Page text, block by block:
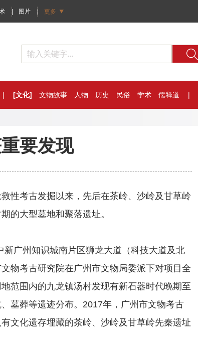
| 图片 | 更多
| [文化] 文物故事 人物 历史 民俗 学术 儒释道 |
要发现
考古发掘以来，先后在茶岭、沙岭及甘草岭
的大型墓地和聚落遗址。
广州知识城南片区狮龙大道（科技大道及北
物考古研究院在广州市文物局委派下对项目全
范围内的九龙镇汤村发现有新石器时代晚期至
墓葬等遗迹分布。2017年，广州市文物考古
文化遗存埋藏的茶岭、沙岭及甘草岭先秦遗址